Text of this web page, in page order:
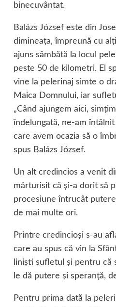
binecuvântat.
Balázs József este din
dimineaţa, împreună cu
ajuns sâmbătă la locul
peste 50 de kilometri. El
vine la pelerinaj simte o
Maica Domnului, iar
„Când ajungem aici,
îndelungată, ne-am
care avem ocazia să o
spus Balázs József.
Un alt credincios a venit
mărturisit că şi-a dorit să
procesiune întrucât
de mai multe ori.
Printre credincioşi s-au
care au spus că vin la
linişti sufletul şi pentru că
le dă putere şi speranţă,
Pentru prima dată la